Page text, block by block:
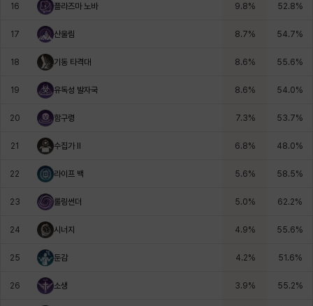
16 플라즈마 노바 9.8% 52.8%
17 산울림 8.7% 54.7%
18 기동 타격대 8.6% 55.6%
19 유독성 발자국 8.6% 54.0%
20 함구령 7.3% 53.7%
21 수집가 II 6.8% 48.0%
22 라이프 백 5.6% 58.5%
23 롤링썬더 5.0% 62.2%
24 시너지 4.9% 55.6%
25 둔감 4.2% 51.6%
26 소생 3.9% 55.2%